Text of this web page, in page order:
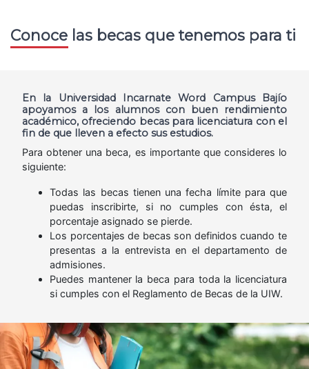
Conoce las becas que tenemos para ti
En la Universidad Incarnate Word Campus Bajío
apoyamos a los alumnos con buen rendimiento
académico, ofreciendo becas para licenciatura con el
fin de que lleven a efecto sus estudios.
Para obtener una beca, es importante que consideres lo
siguiente:
Todas las becas tienen una fecha límite para que
puedas inscribirte, si no cumples con ésta, el
porcentaje asignado se pierde.
Los porcentajes de becas son definidos cuando te
presentas a la entrevista en el departamento de
admisiones.
Puedes mantener la beca para toda la licenciatura
si cumples con el Reglamento de Becas de la UIW.